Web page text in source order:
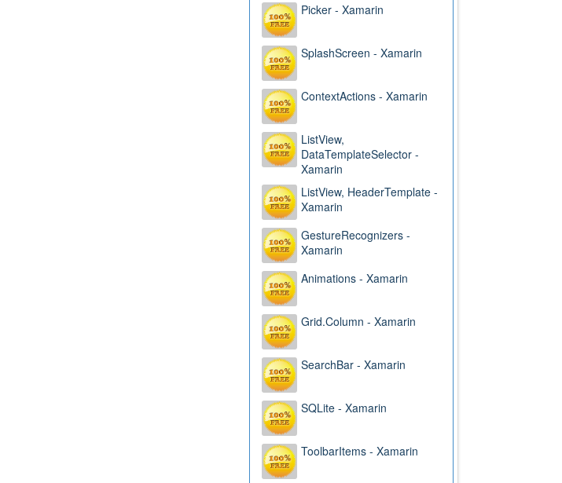
Picker - Xamarin
SplashScreen - Xamarin
ContextActions - Xamarin
ListView,
DataTemplateSelector -
Xamarin
ListView, HeaderTemplate -
Xamarin
GestureRecognizers -
Xamarin
Animations - Xamarin
Grid.Column - Xamarin
SearchBar - Xamarin
SQLite - Xamarin
ToolbarItems - Xamarin